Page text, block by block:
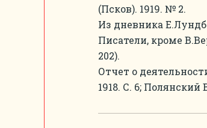
(Псков). 1919. № 2.
Из дневника
Писатели, кроме
202).
Отчет о
1918. С. 6;